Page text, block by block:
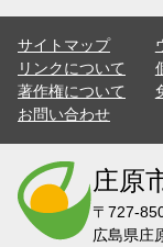
サイトマップ
リンクについて
著作権について
お問い合わせ
庄原
〒727-
広島県庄